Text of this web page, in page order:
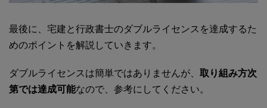
最後に、宅建と行政書士のダブルライセンスを達成するた
めのポイントを解説していきます。
ダブルライセンスは簡単ではありませんが、 取り組み方次
第では達成可能なので、参考にしてください。